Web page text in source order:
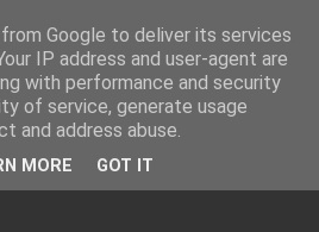
ケシゴム
Google to deliver its services
IP address and user-agent are
with performance and security
of service, generate usage
and address abuse.
MORE GOT IT